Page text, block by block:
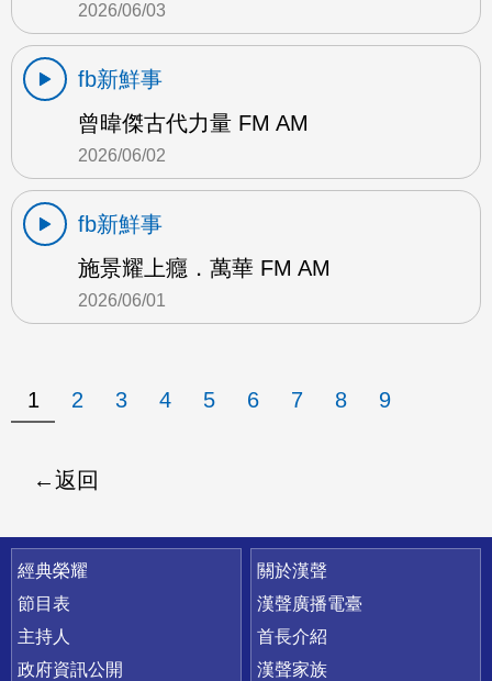
2026/06/03
fb新鮮事
曾暐傑古代力量 FM AM
2026/06/02
fb新鮮事
施景耀上癮．萬華 FM AM
2026/06/01
1 2 3 4 5 6 7 8 9
返回
快速連結
經典榮耀
節目表
主持人
政府資訊公開
關於漢聲
漢聲廣播電臺
首長介紹
漢聲家族